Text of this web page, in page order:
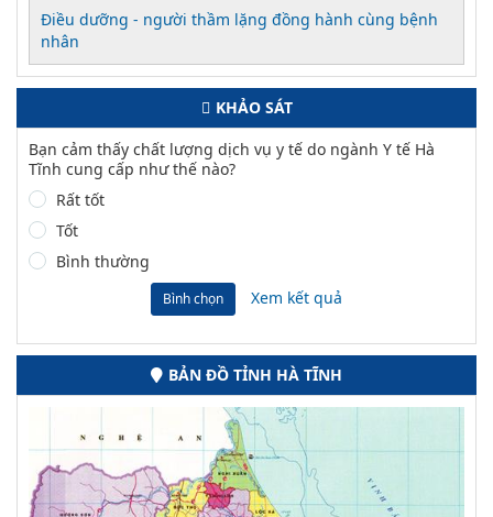
Điều dưỡng - người thầm lặng đồng hành cùng bệnh
nhân
KHẢO SÁT
Bạn cảm thấy chất lượng dịch vụ y tế do ngành Y tế Hà
Tĩnh cung cấp như thế nào?
Rất tốt
Tốt
Bình thường
Bình chọn Xem kết quả
BẢN ĐỒ TỈNH HÀ TĨNH